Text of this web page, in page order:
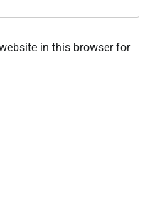
in this browser for